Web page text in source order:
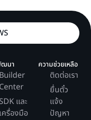
นา
Builder
Center
SDK และ
เครื่องมือ
ความช่วยเหลือ
ติดต่อเรา
ยื่นตั๋ว
แจ้ง
ปัญหา